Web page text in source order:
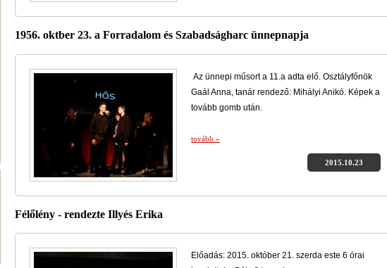
1956. oktber 23. a Forradalom és Szabadságharc ünnepnapja
Az ünnepi műsort a 11.a adta elő. Osztályfőnök
Gaál Anna, tanár rendező: Mihályi Anikó. Képek a
tovább gomb után.
tovább »
2015.10.23
Félőlény - rendezte Illyés Erika
Előadás: 2015. október 21. szerda este 6 órai